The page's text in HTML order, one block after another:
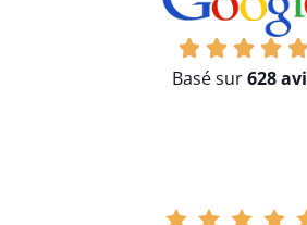
Basé sur628